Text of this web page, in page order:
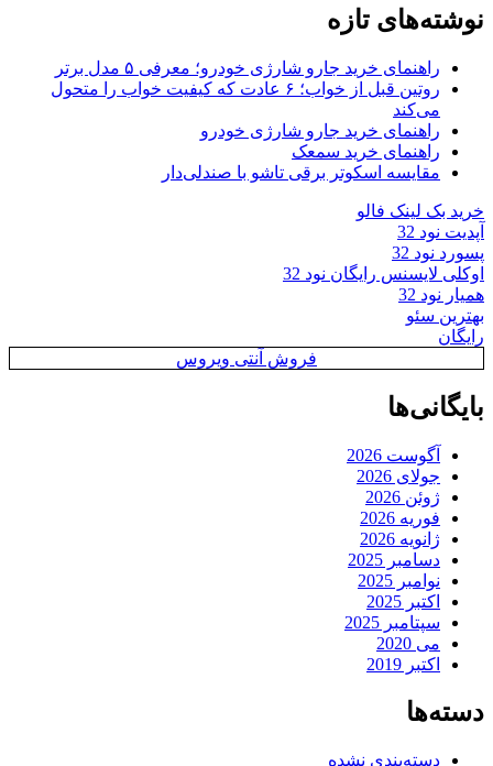
نوشته‌های تازه
راهنمای خرید جارو شارژی خودرو؛ معرفی ۵ مدل برتر
روتین قبل از خواب؛ ۶ عادت که کیفیت خواب را متحول
می‌کند
راهنمای خرید جارو شارژی خودرو
راهنمای خرید سمعک
مقایسه اسکوتر برقی تاشو با صندلی‌دار
خرید بک لینک فالو
آپدیت نود 32
پسورد نود 32
اوکلی لایسنس رایگان نود 32
همیار نود 32
بهترین سئو
رایگان
فروش آنتی ویروس
بایگانی‌ها
آگوست 2026
جولای 2026
ژوئن 2026
فوریه 2026
ژانویه 2026
دسامبر 2025
نوامبر 2025
اکتبر 2025
سپتامبر 2025
می 2020
اکتبر 2019
دسته‌ها
دسته‌بندی نشده